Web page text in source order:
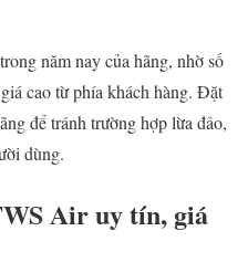
năm nay của hãng, nhờ số
cao từ phía khách hàng. Đặt
để tránh trường hợp lừa đảo,
dùng.
Air uy tín, giá